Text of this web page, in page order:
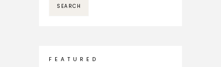
F E A T U R E D